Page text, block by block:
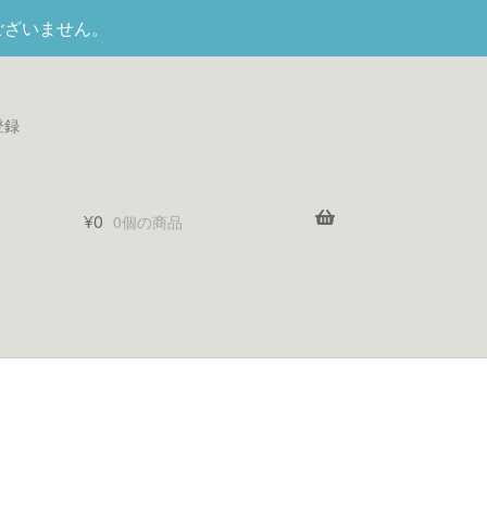
いません。
¥0 0個の商品